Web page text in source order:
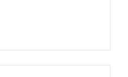
ツバー？ガレージ？バ